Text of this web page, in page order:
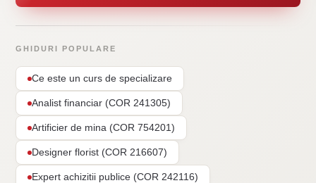
GHIDURI POPULARE
Ce este un curs de specializare
Analist financiar (COR 241305)
Artificier de mina (COR 754201)
Designer florist (COR 216607)
Expert achizitii publice (COR 242116)